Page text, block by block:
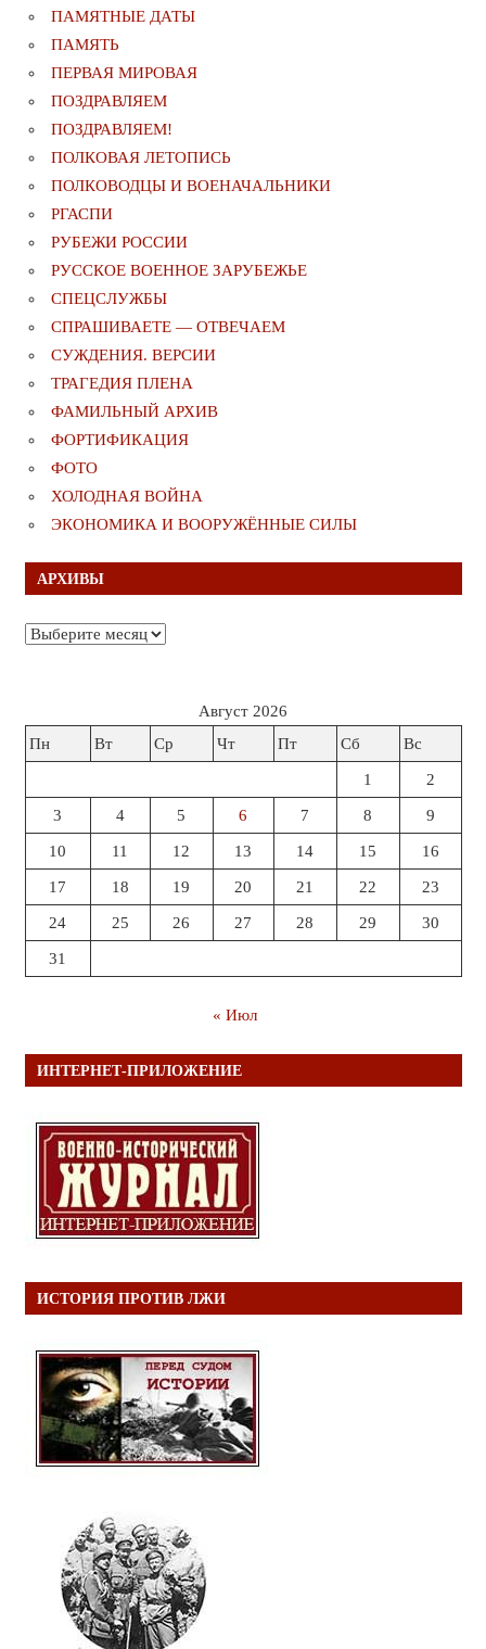
ПАМЯТНЫЕ ДАТЫ
ПАМЯТЬ
ПЕРВАЯ МИРОВАЯ
ПОЗДРАВЛЯЕМ
ПОЗДРАВЛЯЕМ!
ПОЛКОВАЯ ЛЕТОПИСЬ
ПОЛКОВОДЦЫ И ВОЕНАЧАЛЬНИКИ
РГАСПИ
РУБЕЖИ РОССИИ
РУССКОЕ ВОЕННОЕ ЗАРУБЕЖЬЕ
СПЕЦСЛУЖБЫ
СПРАШИВАЕТЕ — ОТВЕЧАЕМ
СУЖДЕНИЯ. ВЕРСИИ
ТРАГЕДИЯ ПЛЕНА
ФАМИЛЬНЫЙ АРХИВ
ФОРТИФИКАЦИЯ
ФОТО
ХОЛОДНАЯ ВОЙНА
ЭКОНОМИКА И ВООРУЖЁННЫЕ СИЛЫ
АРХИВЫ
Архивы
Август 2026
Пн
Вт Ср Чт Пт Сб Вс
1 2
3 4 5 6 7 8 9
10 11 12 13 14 15 16
17 18 19 20 21 22 23
24 25 26 27 28 29 30
31
« Июл
ИНТЕРНЕТ-ПРИЛОЖЕНИЕ
ИСТОРИЯ ПРОТИВ ЛЖИ